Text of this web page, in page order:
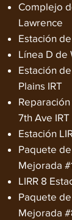
Complejo
Lawrence
Estación
Línea D de
Estación
Plains IRT
7th Ave IRT
Estación
Paquete
Mejorada
LIRR 8
Paquete
Mejorada